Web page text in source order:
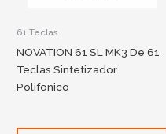
61 Teclas
NOVATION 61 SL MK3 De 61
Teclas Sintetizador
Polifonico